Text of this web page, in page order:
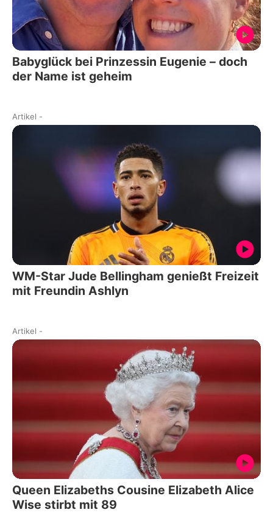
Babyglück bei Prinzessin Eugenie – doch
der Name ist geheim
Artikel -
WM-Star Jude Bellingham genießt Freizeit
mit Freundin Ashlyn
Artikel -
Queen Elizabeths Cousine Elizabeth Alice
Wise stirbt mit 89